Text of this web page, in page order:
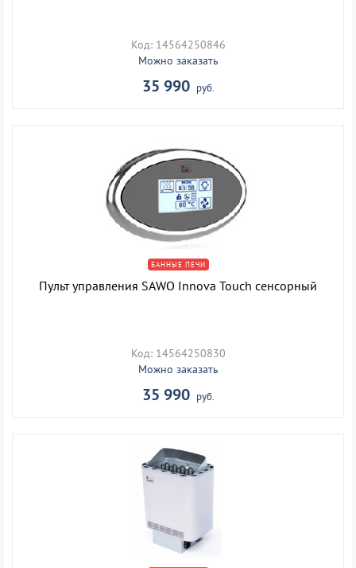
Код: 14564250846
Можно заказать
35 990 руб.
БАННЫЕ ПЕЧИ
Пульт управления SAWO Innova Touch сенсорный
Код: 14564250830
Можно заказать
35 990 руб.